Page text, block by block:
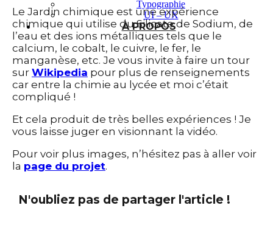
Typographie
UI – UX
À PROPOS
Le Jardin chimique est une expérience
chimique qui utilise du Silicate de Sodium, de
l’eau et des ions métalliques tels que le
calcium, le cobalt, le cuivre, le fer, le
manganèse, etc. Je vous invite à faire un tour
sur Wikipedia pour plus de renseignements
car entre la chimie au lycée et moi c’était
compliqué !
Et cela produit de très belles expériences ! Je
vous laisse juger en visionnant la vidéo.
Pour voir plus images, n’hésitez pas à aller voir
la page du projet.
N'oubliez pas de partager l'article !